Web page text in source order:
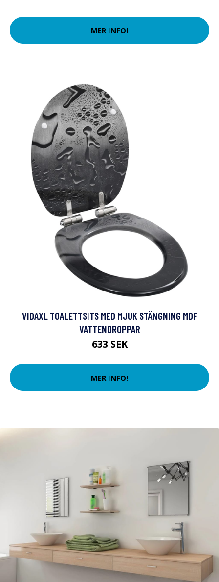
MER INFO!
VIDAXL TOALETTSITS MED MJUK STÄNGNING MDF
VATTENDROPPAR
633 SEK
MER INFO!